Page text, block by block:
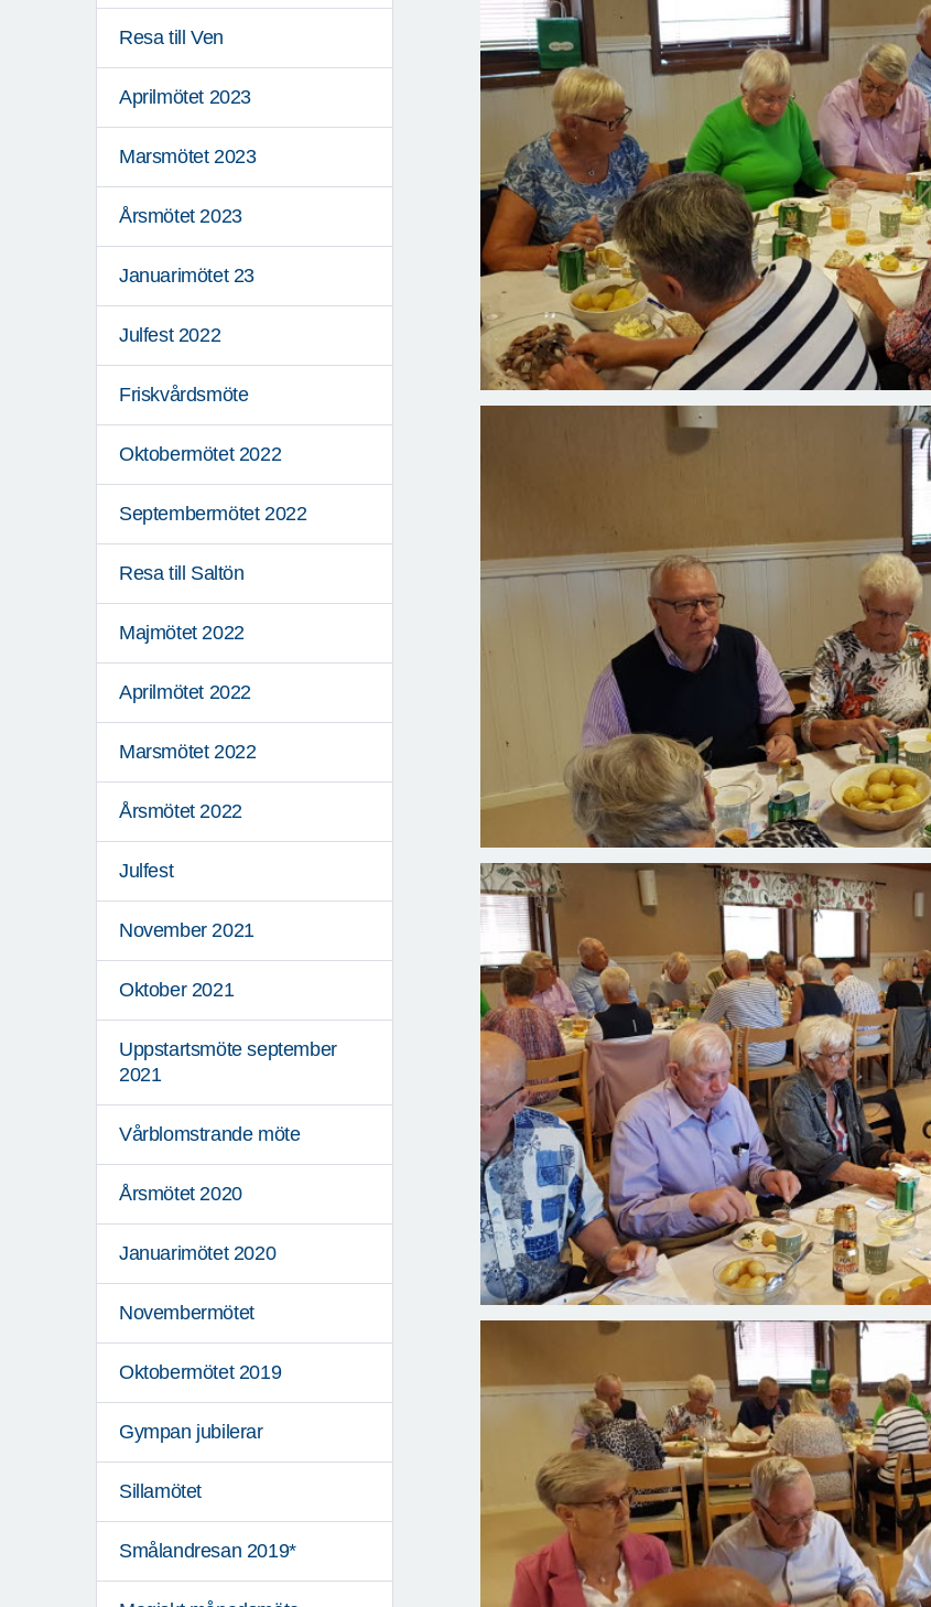
Resa till Ven
Aprilmötet 2023
Marsmötet 2023
Årsmötet 2023
Januarimötet 23
Julfest 2022
Friskvårdsmöte
Oktobermötet 2022
Septembermötet 2022
Resa till Saltön
Majmötet 2022
Aprilmötet 2022
Marsmötet 2022
Årsmötet 2022
Julfest
November 2021
Oktober 2021
Uppstartsmöte september
2021
Vårblomstrande möte
Årsmötet 2020
Januarimötet 2020
Novembermötet
Oktobermötet 2019
Gympan jubilerar
Sillamötet
Smålandresan 2019*